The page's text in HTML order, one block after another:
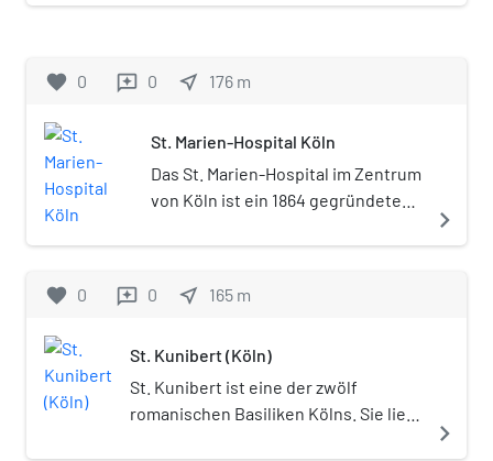
Regisseur Volker Lippmann.
favorite 0 reviews 0 near_me 176 m
St. Marien-Hospital Köln
Das St. Marien-Hospital im Zentrum
von Köln ist ein 1864 gegründetes
navigate_next
favorite 0 reviews 0 near_me 165 m
St. Kunibert (Köln)
St. Kunibert ist eine der zwölf
romanischen Basiliken Kölns. Sie liegt
navigate_next